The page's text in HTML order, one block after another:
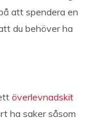
att spendera en
du behöver ha
överlevnadskit
ha saker såsom